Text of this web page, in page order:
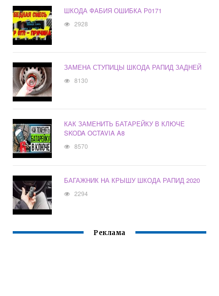
ШКОДА ФАБИЯ ОШИБКА Р0171
2928
ЗАМЕНА СТУПИЦЫ ШКОДА РАПИД ЗАДНЕЙ
8130
КАК ЗАМЕНИТЬ БАТАРЕЙКУ В КЛЮЧЕ
SKODA OCTAVIA A8
8570
БАГАЖНИК НА КРЫШУ ШКОДА РАПИД 2020
2294
Реклама